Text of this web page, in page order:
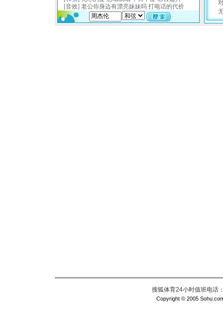
搜狐体育24小时值班电话
Copyright © 2005